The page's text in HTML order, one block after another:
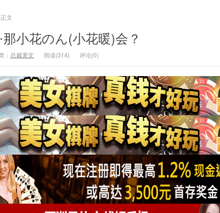
正文
小花のん(小花暖)会？
： 总裁宠文 阅读(314) 评论(0)